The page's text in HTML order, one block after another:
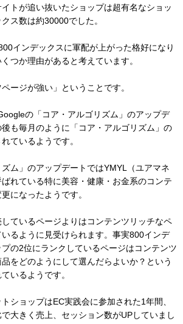
トが追い抜いたショップは超有名なショッ
ス数は約30000でした。
インデックスに軍配が上がった格好になり
つか理由があると考えています。
ージが強い」ということです。
の「コア・アルゴリズム」のアップデ
も毎月のように「コア・アルゴリズム」の
ているようです。
ム」のアップデートではYMYL（ユアマネ
れている特に美容・健康・お金系のコンテ
になったようです。
ているページよりはコンテンツリッチなペ
るように見受けられます。事実800インデ
の2位にランクしているページはコンテンツ
をどのようにして選んだらよいか？という
いるようです。
ショップはEC実践会に参加された1年間、
大きく売上、セッション数がUPしていまし